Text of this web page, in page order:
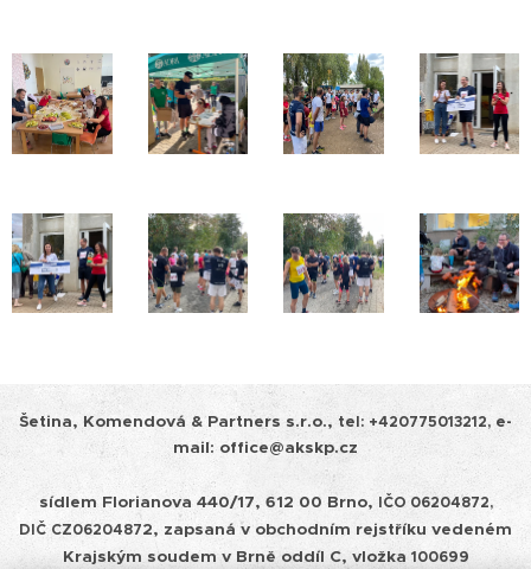
Šetina, Komendová & Partners s.r.o., tel: +420775013212, e-
mail: office@akskp.cz
sídlem Florianova 440/17, 612 00 Brno, IČO 06204872,
DIČ CZ06204872, zapsaná v obchodním rejstříku vedeném
Krajským soudem v Brně oddíl C, vložka 100699